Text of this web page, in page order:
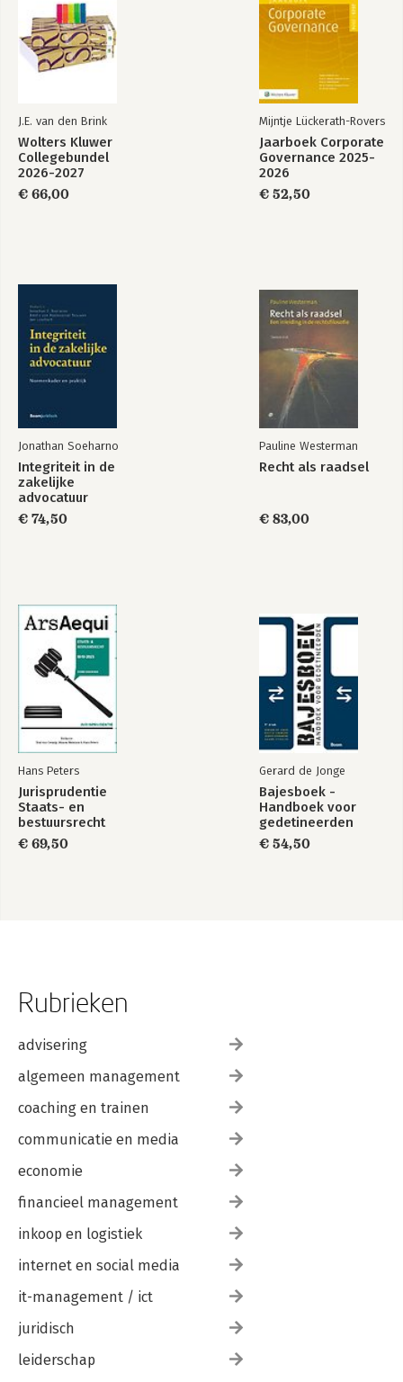
J.E. van den Brink
Wolters Kluwer
Collegebundel
2026-2027
€ 66,00
Mijntje Lückerath-Rovers
Jaarboek Corporate
Governance 2025-
2026
€ 52,50
Jonathan Soeharno
Integriteit in de
zakelijke
advocatuur
€ 74,50
Pauline Westerman
Recht als raadsel
€ 83,00
Hans Peters
Jurisprudentie
Staats- en
bestuursrecht
1849-2025
€ 69,50
Gerard de Jonge
Bajesboek -
Handboek voor
gedetineerden
€ 54,50
Rubrieken
advisering
algemeen management
coaching en trainen
communicatie en media
economie
financieel management
inkoop en logistiek
internet en social media
it-management / ict
juridisch
leiderschap